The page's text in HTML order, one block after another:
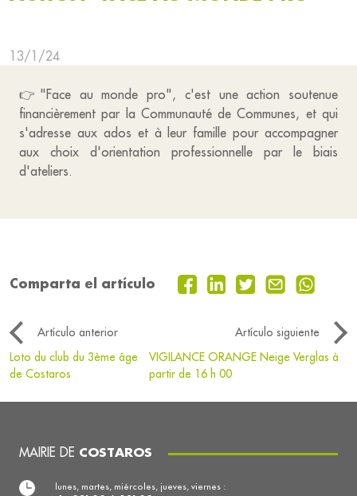
13/1/24
👉"Face au monde pro", c'est une action soutenue
financièrement par la Communauté de Communes, et qui
s'adresse aux ados et à leur famille pour accompagner
aux choix d'orientation professionnelle par le biais
d'ateliers.
Comparta el artículo
Artículo anterior
Artículo siguiente
Loto du club du 3ème âge
de Costaros
VIGILANCE ORANGE Neige Verglas à
partir de 16 h 00
MAIRIE DE COSTAROS
lunes, martes, miércoles, jueves, viernes :